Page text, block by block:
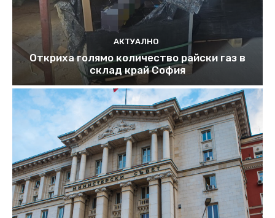
АКТУАЛНО
Откриха голямо количество райски газ в
склад край София